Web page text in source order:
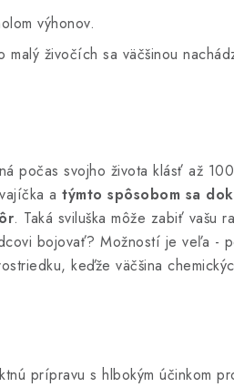
výhonov.
živočích sa väčšinou
počas svojho života klásť až 100
a týmto spôsobom sa
. Taká sviluška môže zabiť vašu
bojovať? Možností je veľa -
keďže väčšina
prípravu s hlbokým účinkom